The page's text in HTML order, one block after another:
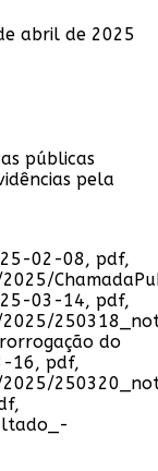
abril de 2025
públicas
pela
02-08, pdf,
03-14, pdf,
2025/
do
16, pdf,
2025/